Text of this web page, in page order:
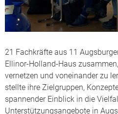
21 Fachkräfte aus 11
Ellinor-Holland-Haus
vernetzen und voneinander zu
stellte ihre Zielgruppen,
spannender Einblick in die
Unterstützungsangebote in